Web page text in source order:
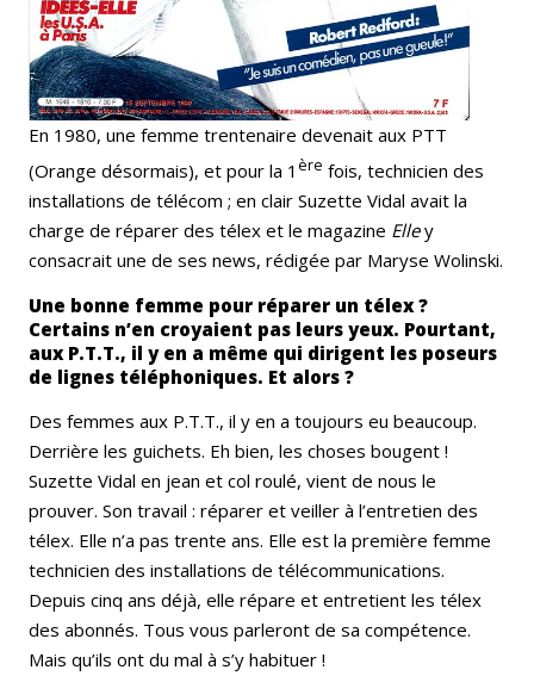
En 1980, une femme trentenaire devenait aux PTT
(Orange désormais), et pour la 1 ère fois, technicien des
installations de télécom ; en clair Suzette Vidal avait la
charge de réparer des télex et le magazine Elley
consacrait une de ses news, rédigée par Maryse Wolinski.
Une bonne femme pour réparer un télex ?
Certains n’en croyaient pas leurs yeux. Pourtant,
aux P.T.T., il y en a même qui dirigent les poseurs
de lignes téléphoniques. Et alors ?
Des femmes aux P.T.T., il y en a toujours eu beaucoup.
Derrière les guichets. Eh bien, les choses bougent !
Suzette Vidal en jean et col roulé, vient de nous le
prouver. Son travail : réparer et veiller à l’entretien des
télex. Elle n’a pas trente ans. Elle est la première femme
technicien des installations de télécommunications.
Depuis cinq ans déjà, elle répare et entretient les télex
des abonnés. Tous vous parleront de sa compétence.
Mais qu’ils ont du mal à s’y habituer !